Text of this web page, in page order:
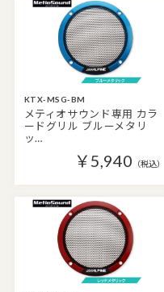
KTX-MSG-BM
メティオサウンド専用 カラ
ードグリル ブルーメタリ
ッ…
￥5,940 （税込）